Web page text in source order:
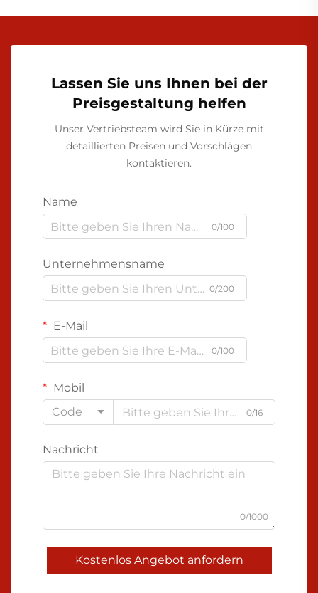
Lassen Sie uns Ihnen bei der
Preisgestaltung helfen
Unser Vertriebsteam wird Sie in Kürze mit
detaillierten Preisen und Vorschlägen
kontaktieren.
Name
0/100
Unternehmensname
0/200
E-Mail
0/100
Mobil
Code
0/16
Nachricht
0/1000
Kostenlos Angebot anfordern